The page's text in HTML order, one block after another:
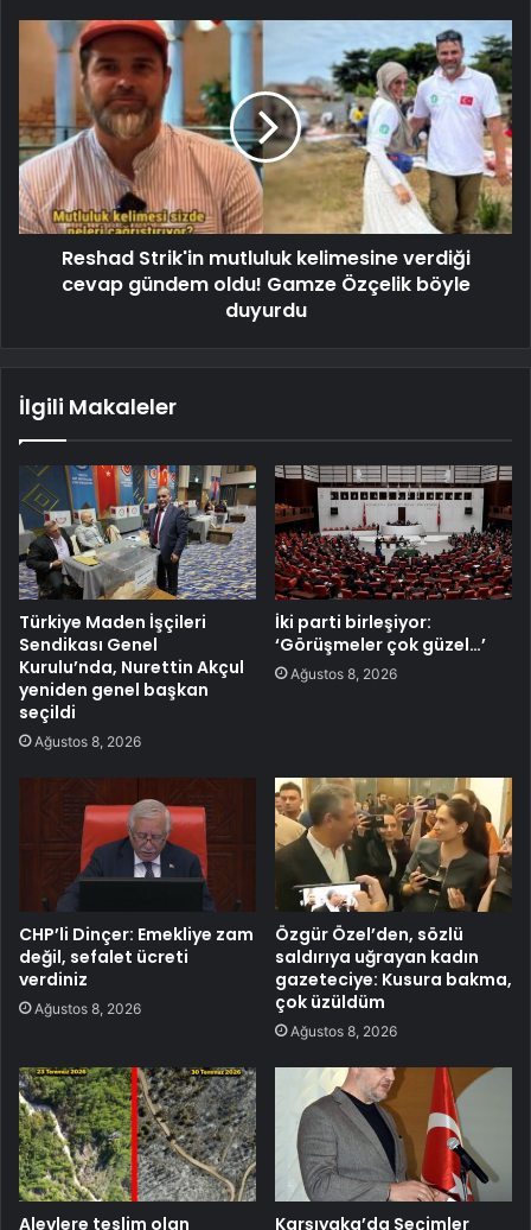
Reshad Strik'in mutluluk kelimesine verdiği
cevap gündem oldu! Gamze Özçelik böyle
duyurdu
İlgili Makaleler
Türkiye Maden İşçileri
Sendikası Genel
Kurulu’nda, Nurettin Akçul
yeniden genel başkan
seçildi
Ağustos 8, 2026
İki parti birleşiyor:
‘Görüşmeler çok güzel…’
Ağustos 8, 2026
CHP’li Dinçer: Emekliye zam
değil, sefalet ücreti
verdiniz
Ağustos 8, 2026
Özgür Özel’den, sözlü
saldırıya uğrayan kadın
gazeteciye: Kusura bakma,
çok üzüldüm
Ağustos 8, 2026
Alevlere teslim olan Karşıyaka’da Seçimler